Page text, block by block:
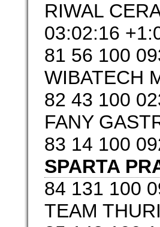
RIWAL
03:02:16
81 56 100
WIBATECH
82 43 100
FANY
83 14 100
SPARTA
84 131 100
TEAM